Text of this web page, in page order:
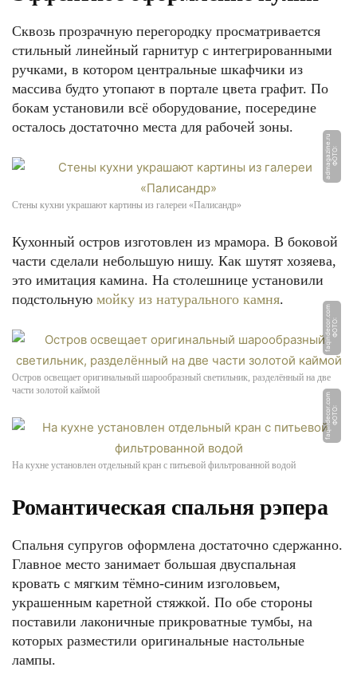
Сквозь прозрачную перегородку просматривается
стильный линейный гарнитур с интегрированными
ручками, в котором центральные шкафчики из
массива будто утопают в портале цвета графит. По
бокам установили всё оборудование, посередине
осталось достаточно места для рабочей зоны.
Ф
О
Т
О:
a
d
m
a
g
a
zi
n
e.
r
u
Стены кухни украшают картины из галереи «Палисандр»
Кухонный остров изготовлен из мрамора. В боковой
части сделали небольшую нишу. Как шутят хозяева,
это имитация камина. На столешнице установили
подстольную мойку из натурального камня.
Ф
О
Т
О:
f
a
qi
n
d
e
c
o
r.
c
o
m
Остров освещает оригинальный шарообразный светильник, разделённый на две
части золотой каймой
Ф
О
Т
О:
f
a
qi
n
d
e
c
o
r.
c
o
m
На кухне установлен отдельный кран с питьевой фильтрованной водой
Романтическая спальня рэпера
Спальня супругов оформлена достаточно сдержанно.
Главное место занимает большая двуспальная
кровать с мягким тёмно-синим изголовьем,
украшенным каретной стяжкой. По обе стороны
поставили лаконичные прикроватные тумбы, на
которых разместили оригинальные настольные
лампы.